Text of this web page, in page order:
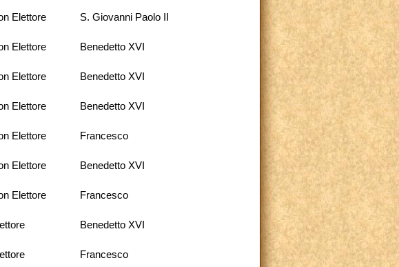
Elettore S. Giovanni Paolo II
Elettore Benedetto XVI
Elettore Benedetto XVI
Elettore Benedetto XVI
Elettore Francesco
Elettore Benedetto XVI
Elettore Francesco
Benedetto XVI
Francesco